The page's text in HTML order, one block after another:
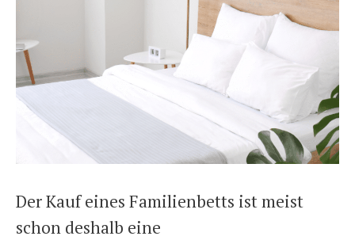
Der Kauf eines Familienbetts ist meist
schon deshalb eine